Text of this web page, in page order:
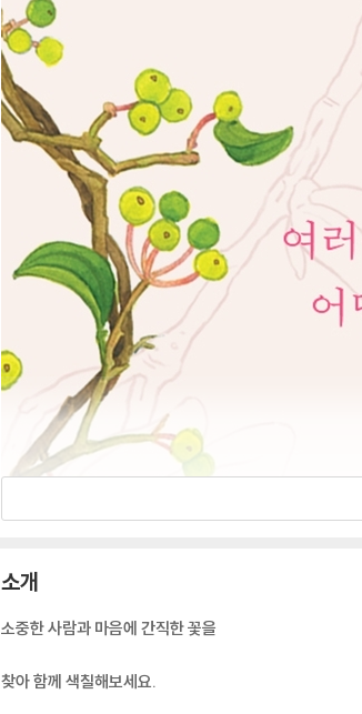
소개
소중한 사람과 마음에 간직한 꽃을
찾아 함께 색칠해보세요.